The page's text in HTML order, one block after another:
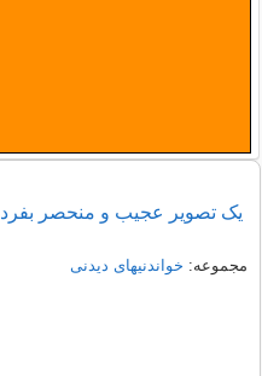
یک تصویر عجیب و منحصر بفرد
مجموعه: خواندنیهای دیدنی